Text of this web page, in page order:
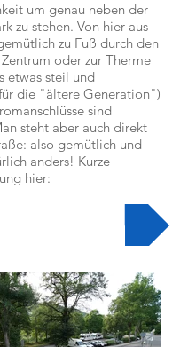
um genau neben der
zu stehen. Von hier aus
zu Fuß durch den
oder zur Therme
etwas steil und
die "ältere Generation")
sind
steht aber auch direkt
also gemütlich und
anders! Kurze
hier: